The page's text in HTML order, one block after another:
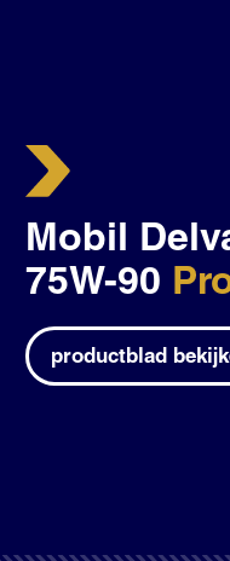
Mobil
75W-90
productblad